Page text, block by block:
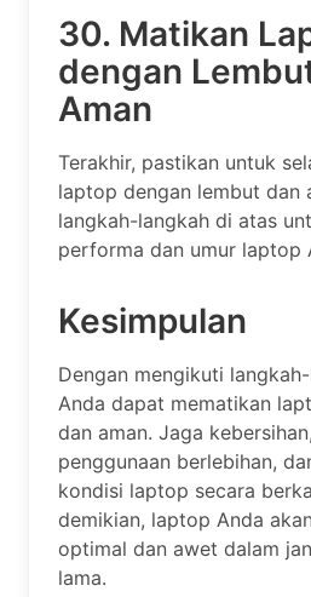
30. Matikan
dengan
Aman
Terakhir, pastikan untuk
laptop dengan lembut dan
langkah-langkah di atas
performa dan umur laptop
Kesimpulan
Dengan mengikuti
Anda dapat mematikan
dan aman. Jaga
penggunaan berlebihan,
kondisi laptop secara
demikian, laptop Anda
optimal dan awet dalam
lama.